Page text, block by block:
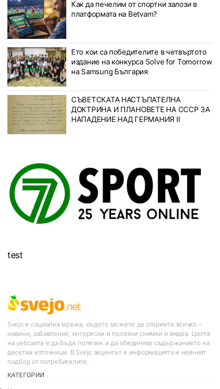
Как да печелим от спортни залози в
платформата на Betvam?
Ето кои са победителите в четвъртото
издание на конкурса Solve for Tomorrow
на Samsung България
СЪВЕТСКАТА НАСТЪПАТЕЛНА
ДОКТРИНА И ПЛАНОВЕТЕ НА СССР ЗА
НАПАДЕНИЕ НАД ГЕРМАНИЯ II
test
Svejo е социална мрежа, където можете да откриете всичко –
новини, забавления, интересни и полезни снимки и видеа. Целта
на уебсайта е да бъде полезен и да обединява съдържанието на
десетки източници. В Svejo акцентът е информацията и нейният
подбор от потребителите.
КАТЕГОРИИ